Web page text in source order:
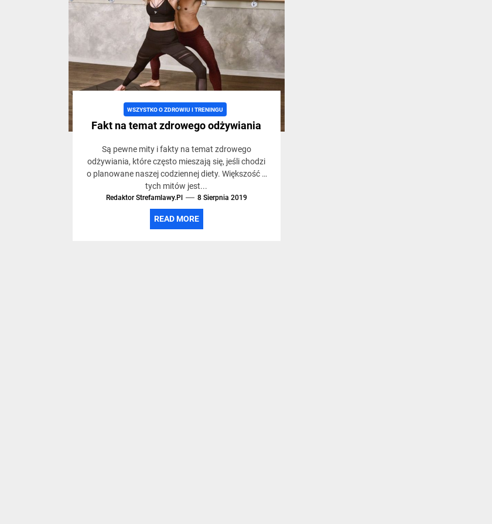
trybie
życia,
siłowni
i
treningach
WSZYSTKO O ZDROWIU I TRENINGU
Fakt na temat zdrowego odżywiania
Są pewne mity i fakty na temat zdrowego
odżywiania, które często mieszają się, jeśli chodzi
o planowane naszej codziennej diety. Większość z
tych mitów jest...
Redaktor Strefamlawy.pl 8 Sierpnia 2019
READ MORE